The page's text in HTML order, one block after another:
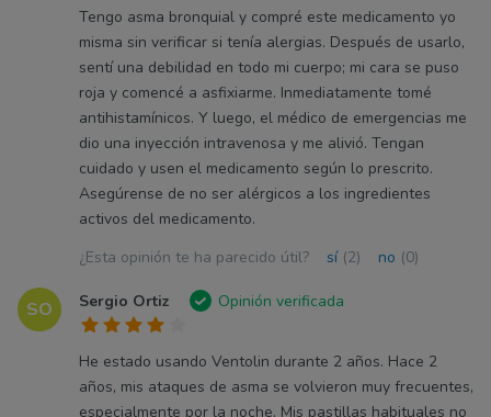
Tengo asma bronquial y compré este medicamento yo
misma sin verificar si tenía alergias. Después de usarlo,
sentí una debilidad en todo mi cuerpo; mi cara se puso
roja y comencé a asfixiarme. Inmediatamente tomé
antihistamínicos. Y luego, el médico de emergencias me
dio una inyección intravenosa y me alivió. Tengan
cuidado y usen el medicamento según lo prescrito.
Asegúrense de no ser alérgicos a los ingredientes
activos del medicamento.
¿Esta opinión te ha parecido útil?
sí (2) no (0)
SO Sergio Ortiz Opinión verificada
He estado usando Ventolin durante 2 años. Hace 2
años, mis ataques de asma se volvieron muy frecuentes,
especialmente por la noche. Mis pastillas habituales no